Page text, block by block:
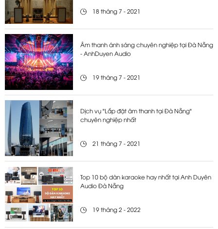
18 tháng 7 - 2021
Âm thanh ánh sáng chuyên nghiệp tại Đà Nẵng
- AnhDuyen Audio
19 tháng 7 - 2021
Dịch vụ "Lắp đặt âm thanh tại Đà Nẵng"
chuyên nghiệp nhất
21 tháng 7 - 2021
Top 10 bộ dàn karaoke hay nhất tại Anh Duyên
Audio Đà Nẵng
19 tháng 2 - 2022